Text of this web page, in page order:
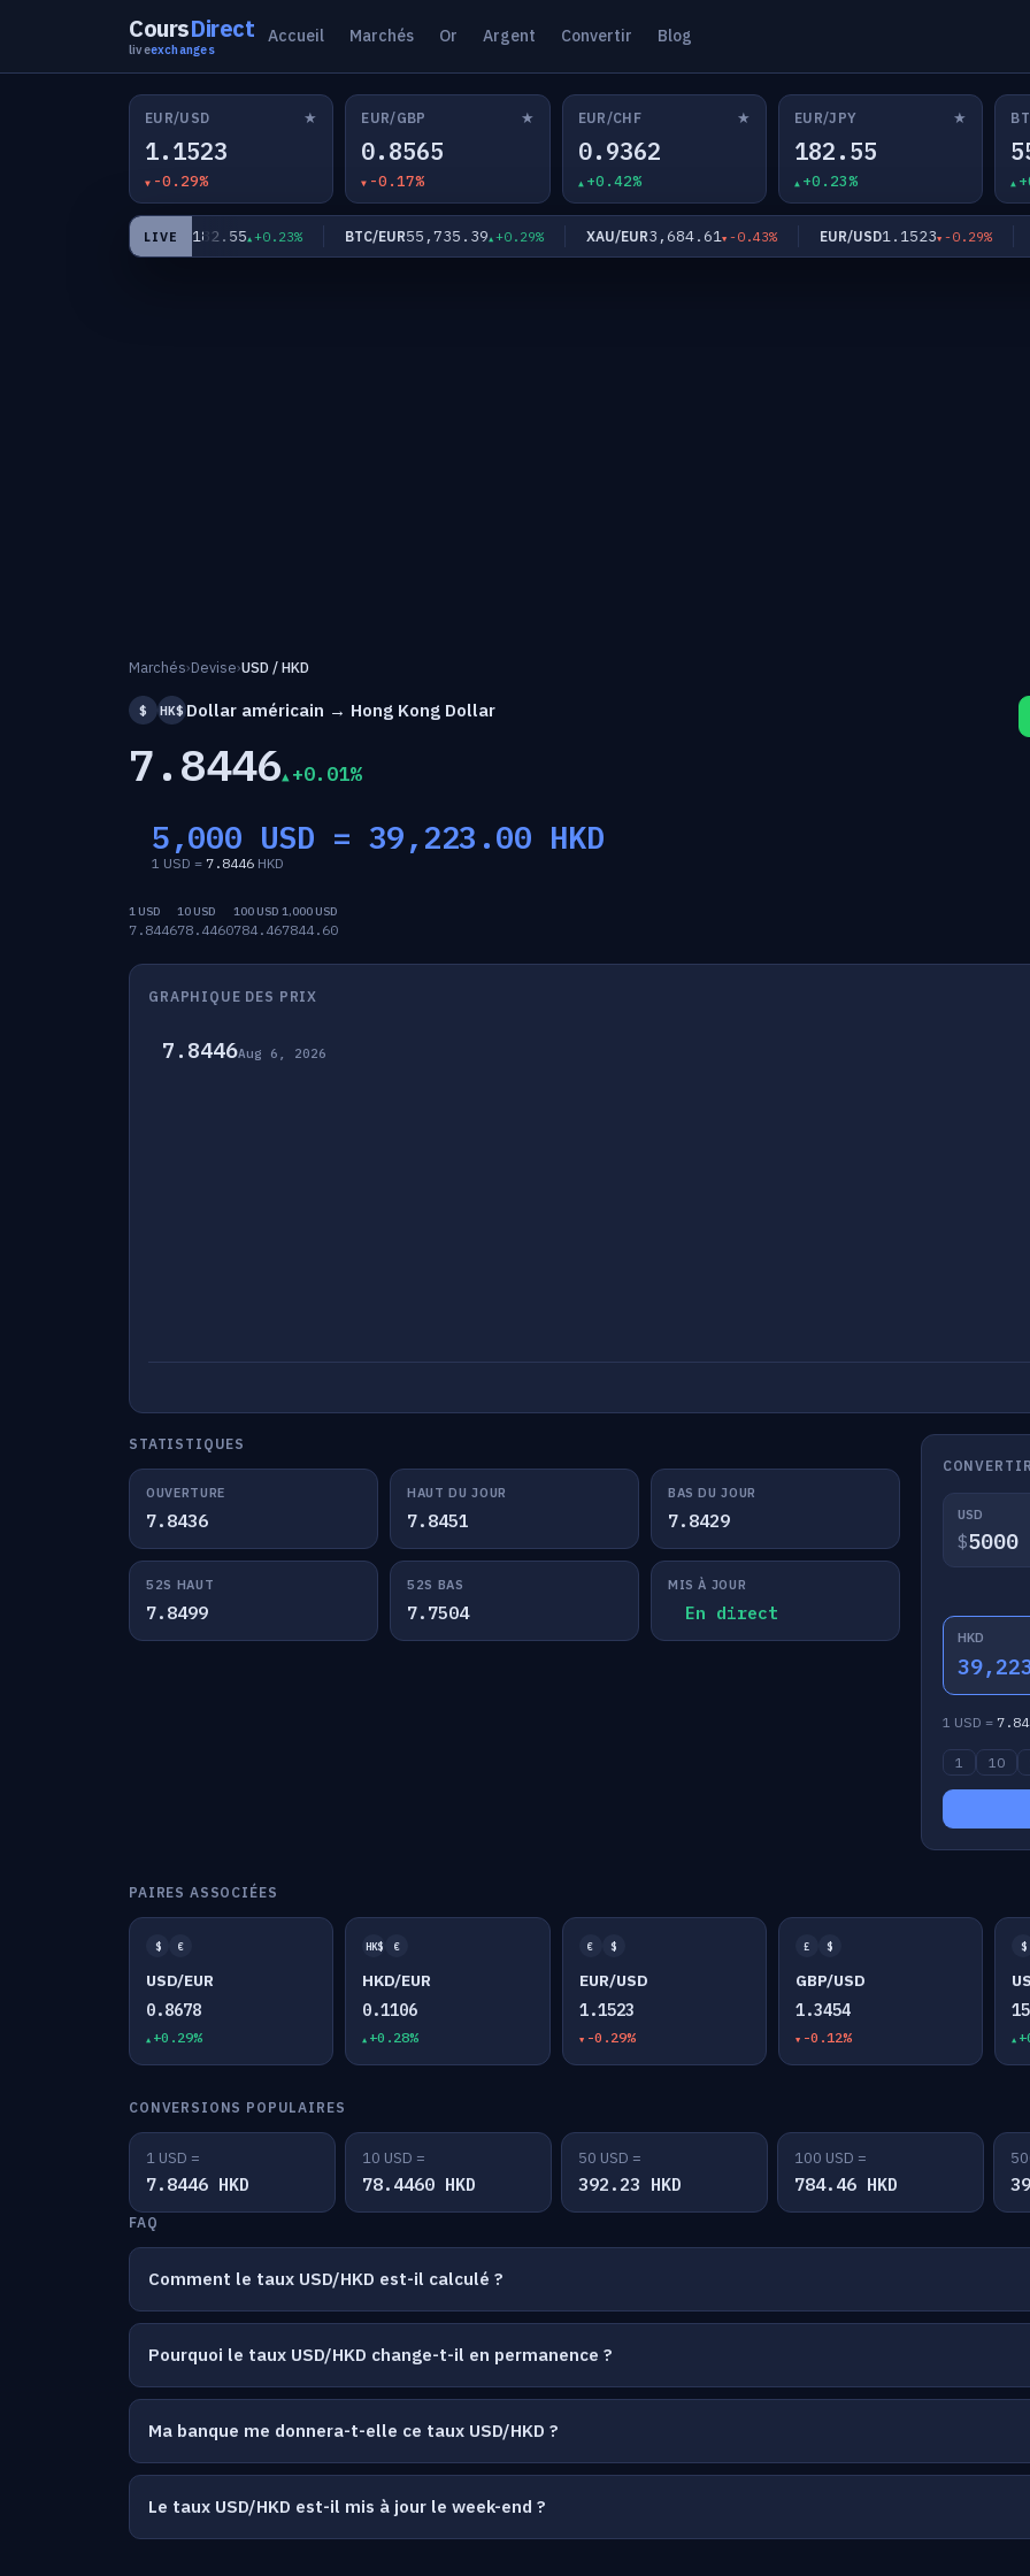
CoursDirect
liveexchanges
Accueil Marchés Or Argent Convertir Blog
EUR/USD ★
1.1523
-0.29%
EUR/GBP ★
0.8565
-0.17%
EUR/CHF ★
0.9362
+0.42%
EUR/JPY ★
182.55
+0.23%
LIVE
EUR/JPY182.55 +0.23% BTC/EUR55,735.39 +0.29% XAU/EUR3,684.61 -0.43% EUR/USD1.1523 -0.29%
Marchés›Devise›USD / HKD
$ HK$ Dollar américain → Hong Kong Dollar
7.8446 +0.01%
5,000 USD = 39,223.00 HKD
1 USD = 7.8446 HKD
1 USD
7.8446
10 USD
78.4460
100 USD
784.46
1,000 USD
7844.60
GRAPHIQUE DES PRIX
7.8446Aug 6, 2026
STATISTIQUES
OUVERTURE
7.8436
HAUT DU JOUR
7.8451
BAS DU JOUR
7.8429
52S HAUT
7.8499
52S BAS
7.7504
MIS À JOUR
En direct
USD
$
HKD
1 USD =
1 10
PAIRES ASSOCIÉES
$ €
USD/EUR
0.8678
+0.29%
HK$ €
HKD/EUR
0.1106
+0.28%
€ $
EUR/USD
1.1523
-0.29%
£ $
GBP/USD
1.3454
-0.12%
$
CONVERSIONS POPULAIRES
1 USD =
7.8446 HKD
10 USD =
78.4460 HKD
50 USD =
392.23 HKD
100 USD =
784.46 HKD
FAQ
Comment le taux USD/HKD est-il calculé ?
Pourquoi le taux USD/HKD change-t-il en permanence ?
Ma banque me donnera-t-elle ce taux USD/HKD ?
Le taux USD/HKD est-il mis à jour le week-end ?